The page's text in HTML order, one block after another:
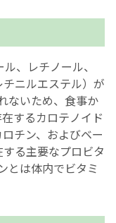
、レチノール、
ニルエステル）が
ないため、食事か
するカロテノイド
チン、およびベー
る主要なプロビタ
とは体内でビタミ